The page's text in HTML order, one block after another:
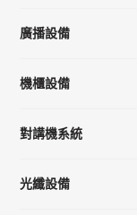
廣播設備
機櫃設備
對講機系統
光纖設備